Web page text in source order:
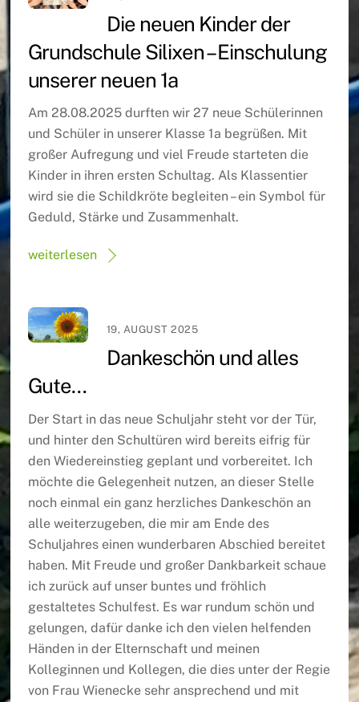
Die neuen Kinder der
Grundschule Silixen – Einschulung
unserer neuen 1a
Am 28.08.2025 durften wir 27 neue Schülerinnen
und Schüler in unserer Klasse 1a begrüßen. Mit
großer Aufregung und viel Freude starteten die
Kinder in ihren ersten Schultag. Als Klassentier
wird sie die Schildkröte begleiten – ein Symbol für
Geduld, Stärke und Zusammenhalt.
weiterlesen
19, AUGUST 2025
Dankeschön und alles
Gute…
Der Start in das neue Schuljahr steht vor der Tür,
und hinter den Schultüren wird bereits eifrig für
den Wiedereinstieg geplant und vorbereitet. Ich
möchte die Gelegenheit nutzen, an dieser Stelle
noch einmal ein ganz herzliches Dankeschön an
alle weiterzugeben, die mir am Ende des
Schuljahres einen wunderbaren Abschied bereitet
haben. Mit Freude und großer Dankbarkeit schaue
ich zurück auf unser buntes und fröhlich
gestaltetes Schulfest. Es war rundum schön und
gelungen, dafür danke ich den vielen helfenden
Händen in der Elternschaft und meinen
Kolleginnen und Kollegen, die dies unter der Regie
von Frau Wienecke sehr ansprechend und mit